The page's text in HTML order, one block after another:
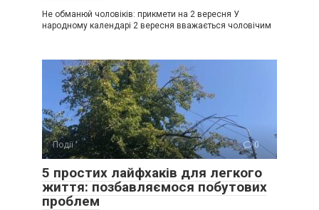
Не обманюй чоловіків: прикмети на 2 вересня У
народному календарі 2 вересня вважається чоловічим
Події 0
5 простих лайфхаків для легкого
життя: позбавляємося побутових
проблем